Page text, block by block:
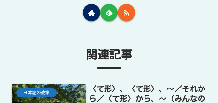
関連記事
日本語の教案
〈て形〉、〈て形〉、〜／それか
ら／〈て形〉から、〜（みんなの